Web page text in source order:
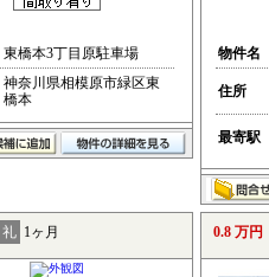
東橋本3丁目原駐車場
神奈川県相模原市緑区東
橋本
物件名
住所
最寄駅
礼 1ヶ月 0.8 万円